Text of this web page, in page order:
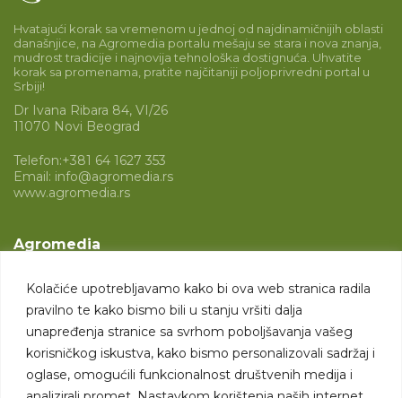
Kolačiće upotrebljavamo kako bi ova web stranica radila
pravilno te kako bismo bili u stanju vršiti dalja
unapređenja stranice sa svrhom poboljšavanja vašeg
korisničkog iskustva, kako bismo personalizovali sadržaj i
oglase, omogućili funkcionalnost društvenih medija i
Hvatajući korak sa vremenom u jednoj od najdinamičnijih oblasti
današnjice, na Agromedia portalu mešaju se stara i nova znanja,
mudrost tradicije i najnovija tehnološka dostignuća. Uhvatite
korak sa promenama, pratite najčitaniji poljoprivredni portal u
Srbiji!
Dr Ivana Ribara 84, VI/26
11070 Novi Beograd
Telefon:+381 64 1627 353
Email: info@agromedia.rs
www.agromedia.rs
Agromedia
Svet poljoprivrede
Marketing usluge
Tražimo saradnike